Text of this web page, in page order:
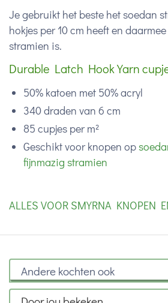
Je gebruikt het beste het soedan
hokjes per 10 cm heeft en
stramien is.
Durable Latch Hook Yarn
50% katoen met 50% acryl
340 draden van 6 cm
85 cupjes per m²
Geschikt voor knopen op
fijnmazig stramien
ALLES VOOR SMYRNA KNOPEN
Andere kochten ook